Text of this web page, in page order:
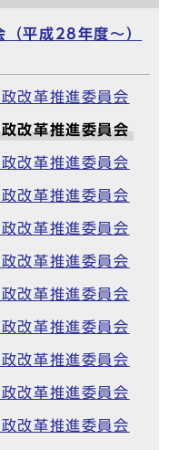
（平成28年度～）
改革推進委員会
改革推進委員会
改革推進委員会
改革推進委員会
改革推進委員会
改革推進委員会
改革推進委員会
改革推進委員会
改革推進委員会
改革推進委員会
改革推進委員会